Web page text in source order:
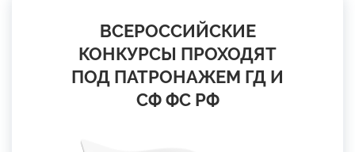
ВСЕРОССИЙСКИЕ
КОНКУРСЫ ПРОХОДЯТ
ПОД ПАТРОНАЖЕМ ГД И
СФ ФС РФ